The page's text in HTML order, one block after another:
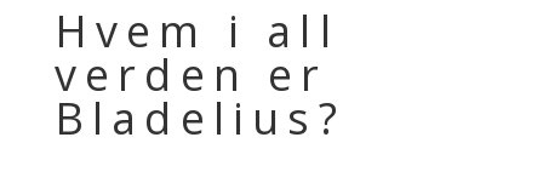
Hvem i all
verden er
Bladelius?